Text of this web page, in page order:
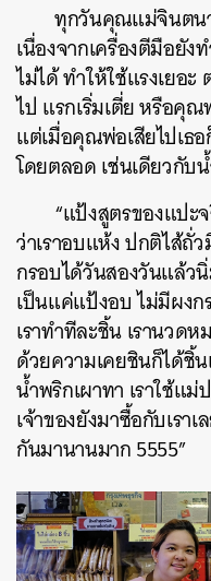
ทุกวันคุณแม่จินตน
เนื่องจากเครื่องตีมือยั
ไม่ได้ ทำให้ใช้แรงเยอ
ไป แรกเริ่มเตี่ย หรือคุ
แต่เมื่อคุณพ่อเสียไปเธ
โดยตลอด เช่นเดียวกับ
“แป้งสูตรของแปะ
ว่าเราอบแห้ง ปกติไส้
กรอบได้วันสองวันแล้ว
เป็นแค่แป้งอบ ไม่มีผง
เราทำทีละชิ้น เรานวด
ด้วยความเคยชินก็ได้ชิ้
น้ำพริกเผาทา เราใช้แ
เจ้าของยังมาซื้อกับเรา
กันมานานมาก 5555”